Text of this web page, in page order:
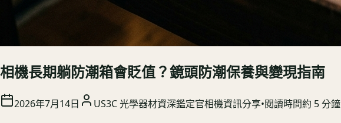
相機長期躺防潮箱會貶值？鏡頭防潮保養與變現指南
2026年7月14日 US3C 光學器材資深鑑定官相機資訊分享•閱讀時間約 5分鐘